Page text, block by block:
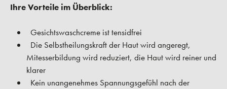
Ihre Vorteile im Überblick:
Gesichtswaschcreme ist tensidfrei
Die Selbstheilungskraft der Haut wird angeregt,
Mitesserbildung wird reduziert, die Haut wird reiner und
klarer
Kein unangenehmes Spannungsgefühl nach der